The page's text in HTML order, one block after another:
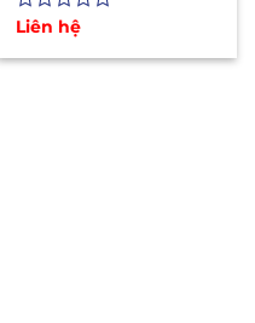
Được
hạng
Liên hệ